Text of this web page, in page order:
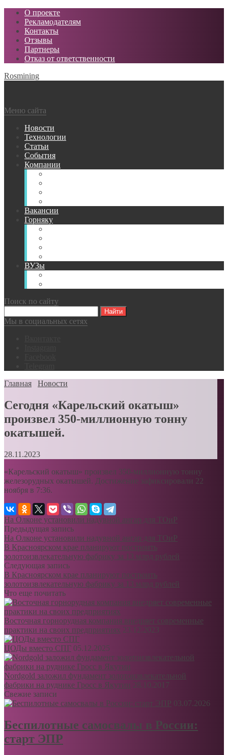
О проекте
Рекламодателям
Контакты
Отзывы
Партнеры
Отказ от ответственности
Rosmining
Меню сайта
Новости
Технологии
Статьи
События
Компании
Вакансии
Горняку
ВУЗы
Поиск по сайту
Мы в социальных сетях
Главная
Новости
Сегодня «Карельский окатыш»
произвел 350-миллионную тонну
окатышей.
28.11.2023
«Карельский окатыш» произвел 350-миллионную тонну
железорудных окатышей. Достижение зафиксировали 22
ноября в 7:36.
На Олконе установили надувной ангар для ТОиР
Предыдущая запись
На Олконе установили надувной ангар для ТОиР
В Красноярском крае планируют построить
золотоизвлекательную фабрику за 13 млрд рублей
Следующая запись
В Красноярском крае планируют построить
золотоизвлекательную фабрику за 13 млрд рублей
Что еще почитать
Восточная горнорудная компания внедряет современные
практики на своих предприятиях 23.12.2023
ЦОДы вместо СПГ 05.12.2025
Nordgold заложил фундамент золотоизвлекательной
фабрики на руднике Гросс в Якутии 28.10.2017
Свежие записи
03.07.2026
Беспилотные самосвалы в России:
старт ЭПР